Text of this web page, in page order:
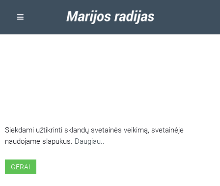
Siekdami užtikrinti sklandų svetainės veikimą, svetainėje
naudojame slapukus. Daugiau..
GERAI